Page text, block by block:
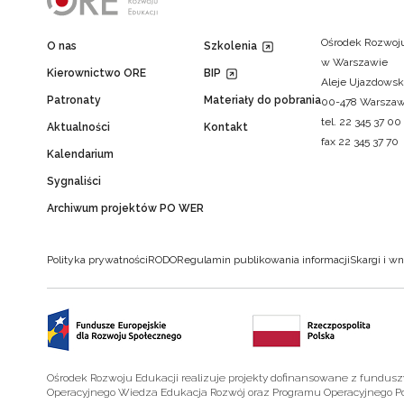
O nas
Kierownictwo ORE
Patronaty
Aktualności
Kalendarium
Sygnaliści
Archiwum projektów PO WER
Szkolenia
BIP
Materiały do pobrania
Kontakt
Ośrodek
w Warszawie
Aleje
00-478
tel. 22 345 37 00
fax 22 345 37 70
Polityka prywatnościRODORegulamin publikowania informacjiSkargi i
Ośrodek Rozwoju Edukacji realizuje projekty dofinansowane z
Operacyjnego Wiedza Edukacja Rozwój oraz Programu Operacyjnego